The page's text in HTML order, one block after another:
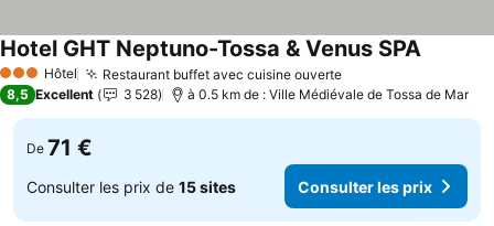
3 ÉtoilesHôtel Restaurant buffet avec cuisine ouverteConsulter les prix
Hotel GHT Neptuno-Tossa & Venus SPA
8,5 Excellent 3 528 à 0.5 km de : Ville Médiévale de Tossa de Mar
De 71 €
Consulter les prix de 15 sites Consulter les prix